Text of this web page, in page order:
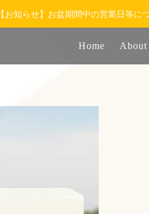
【お知らせ】お盆期間中の営業日等に
Home About